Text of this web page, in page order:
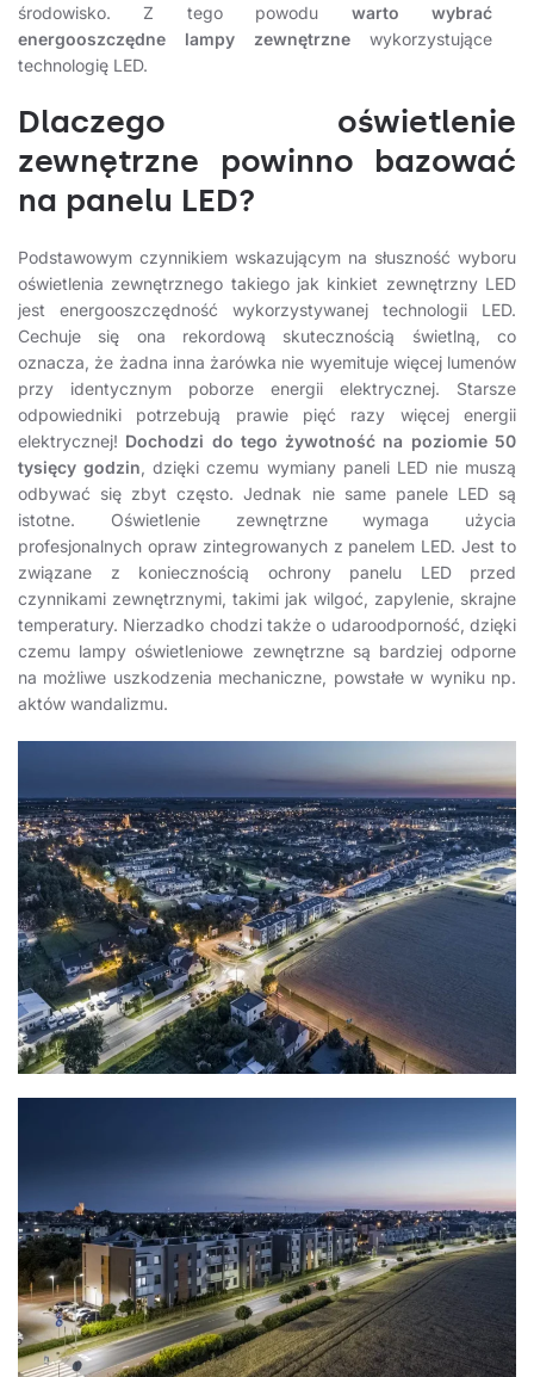
środowisko. Z tego powodu warto wybrać
energooszczędne lampy zewnętrzne wykorzystujące
technologię LED.
Dlaczego oświetlenie
zewnętrzne powinno bazować
na panelu LED?
Podstawowym czynnikiem wskazującym na słuszność wyboru
oświetlenia zewnętrznego takiego jak kinkiet zewnętrzny LED
jest energooszczędność wykorzystywanej technologii LED.
Cechuje się ona rekordową skutecznością świetlną, co
oznacza, że żadna inna żarówka nie wyemituje więcej lumenów
przy identycznym poborze energii elektrycznej. Starsze
odpowiedniki potrzebują prawie pięć razy więcej energii
elektrycznej! Dochodzi do tego żywotność na poziomie 50
tysięcy godzin, dzięki czemu wymiany paneli LED nie muszą
odbywać się zbyt często. Jednak nie same panele LED są
istotne. Oświetlenie zewnętrzne wymaga użycia
profesjonalnych opraw zintegrowanych z panelem LED. Jest to
związane z koniecznością ochrony panelu LED przed
czynnikami zewnętrznymi, takimi jak wilgoć, zapylenie, skrajne
temperatury. Nierzadko chodzi także o udaroodporność, dzięki
czemu lampy oświetleniowe zewnętrzne są bardziej odporne
na możliwe uszkodzenia mechaniczne, powstałe w wyniku np.
aktów wandalizmu.